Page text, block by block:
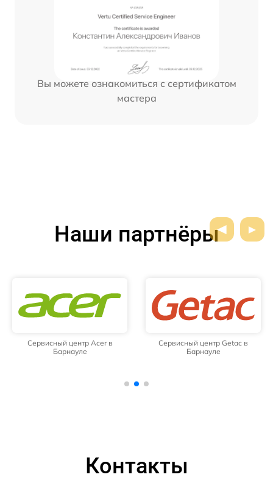
Вы можете ознакомиться с сертификатом
мастера
Наши партнёры
Сервисный центр Acer в
Барнауле
Сервисный центр Getac в
Барнауле
Контакты